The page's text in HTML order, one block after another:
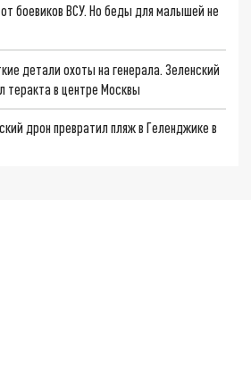
боевиков ВСУ. Но беды для малышей не
детали охоты на генерала. Зеленский
теракта в центре Москвы
дрон превратил пляж в Геленджике в